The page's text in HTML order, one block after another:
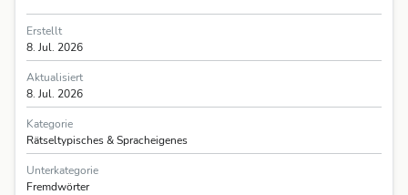
Erstellt
8. Jul. 2026
Aktualisiert
8. Jul. 2026
Kategorie
Rätseltypisches & Spracheigenes
Unterkategorie
Fremdwörter